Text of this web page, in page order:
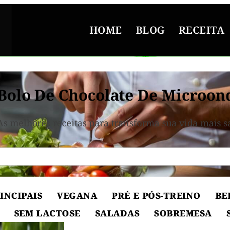
HOME BLOG RECEITA
De Chocolate De
melhores receitas para transforma sua vida mais
VEGANA PRÉ E PÓS-TREINO
SEM LACTOSE SALADAS SOBREMESA